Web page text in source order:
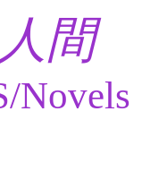
間
Novels